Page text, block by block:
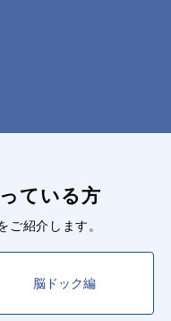
ている方
ご紹介します。
脳ドック編